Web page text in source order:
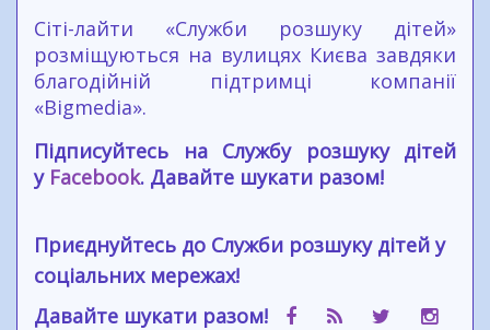
Сіті-лайти «Служби розшуку дітей»
розміщуються на вулицях Києва завдяки
благодійній підтримці компанії
«Bigmedia».
Підписуйтесь на Службу розшуку дітей
у Facebook. Давайте шукати разом!
Приєднуйтесь до Служби розшуку дітей у
соціальних мережах!
Давайте шукати разом!